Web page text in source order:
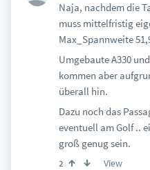
Naja, nachdem die
muss mittelfristig
Max_Spannweite
Umgebaute A330
kommen aber
überall hin.
Dazu noch das
eventuell am Golf ..
groß genug sein.
2 View